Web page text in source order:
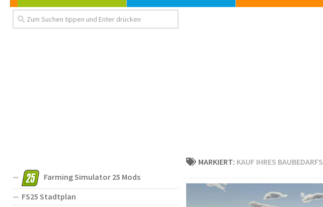
MARKIERT: KAUF IHRES BAUBEDARFS
Farming Simulator 25 Mods
FS25 Stadtplan